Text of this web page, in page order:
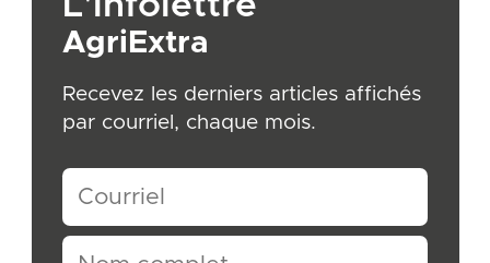
AgriExtra
Recevez les derniers articles affichés
par courriel, chaque mois.